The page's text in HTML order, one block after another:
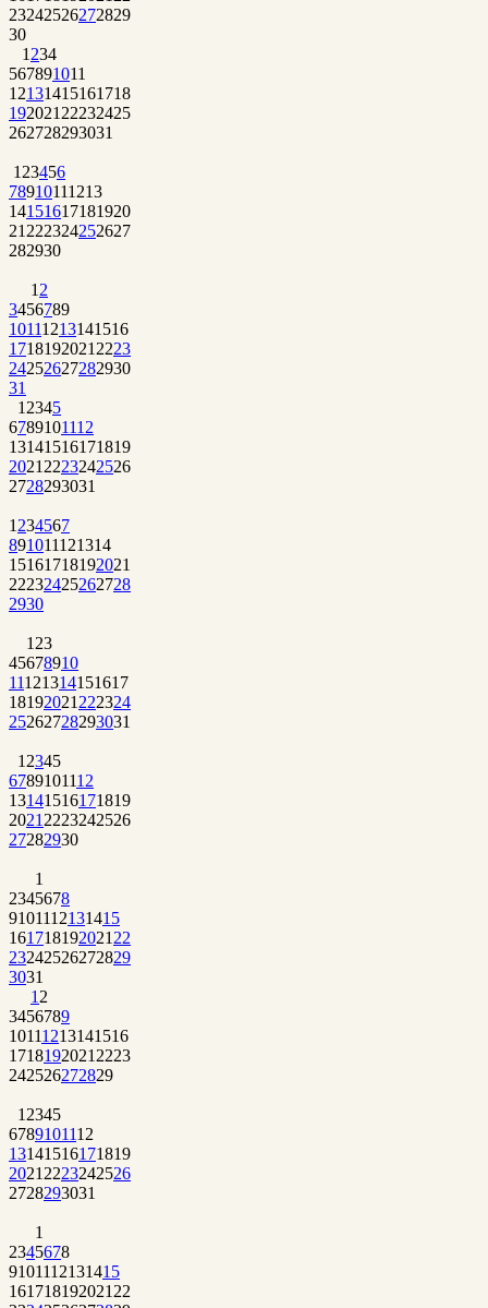
23242526272829
30
1 234
567891011
12131415161718
192021 22232425
262728293031
1 23456
78910111213
14151617181920
21 222324252627
282930
1 2
3456789
10111213141516
1718192021 2223
24252627282930
31
1 2345
6789101112
13141516171819
2021 2223242526
2728293031
1 234567
891011121314
15161718192021
22232425262728
2930
1 23
45678910
11121314151617
18192021 222324
25262728293031
1 2345
6789101112
13141516171819
2021 2223242526
27282930
1
2345678
9101112131415
161718192021 22
23242526272829
3031
1 2
3456789
10111213141516
1718192021 2223
242526272829
1 2345
6789101112
13141516171819
2021 2223242526
2728293031
1
2345678
9101112131415
161718192021 22